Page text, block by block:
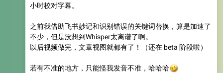
小时校对字幕。
之前我借助飞书妙记和识别错误的关键词替换，算是加速了
不少，但是没想到Whisper太离谱了啊。
以后视频做完，文章视图就都有了！（还在 beta 阶段啦）
若有不准的地方，只能怪我发音不准，哈哈哈
🤣